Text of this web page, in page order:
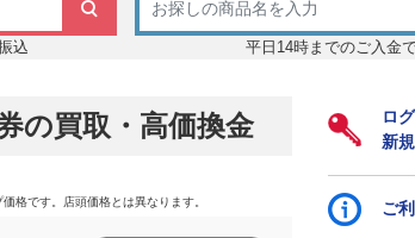
ド
メール
込 平日14時までのご入金
の買取・高価換金
格です。店頭価格とは異なります。
ロ
新
ご